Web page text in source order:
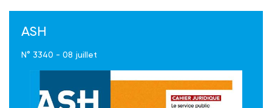
ASH
N° 3340 - 08 juillet